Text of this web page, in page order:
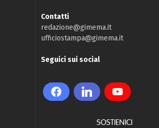
Contatti
redazione@gimema.it
ufficiostampa@gimema.it
Seguici sui social
SOSTIENICI